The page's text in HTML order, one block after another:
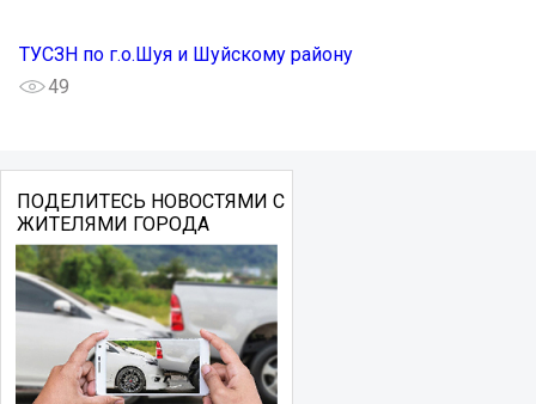
ТУСЗН по г.о.Шуя и Шуйскому району
49
ПОДЕЛИТЕСЬ НОВОСТЯМИ С
ЖИТЕЛЯМИ ГОРОДА